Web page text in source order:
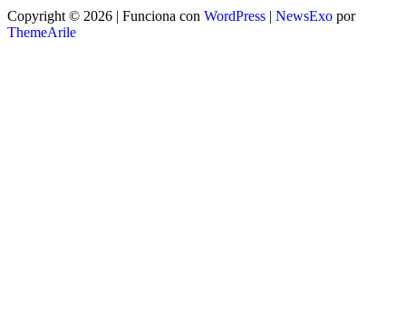
Copyright © 2026 | Funciona con WordPress | NewsExo por
ThemeArile